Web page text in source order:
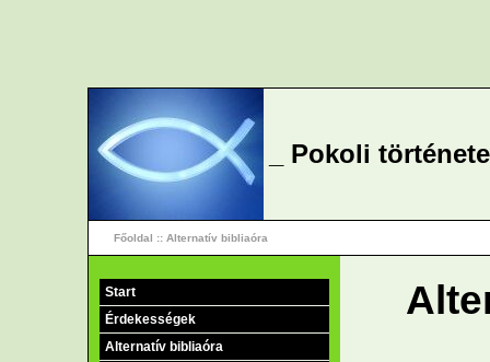
_ Pokoli
Főoldal :: Alternatív bibliaóra
Start
Érdekességek
Alternatív bibliaóra